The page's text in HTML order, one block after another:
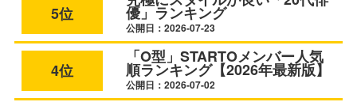
5位 優」ランキング
公開日：2026-07-23
4位
「O型」STARTOメンバー人気
順ランキング【2026年最新版】
公開日：2026-07-02